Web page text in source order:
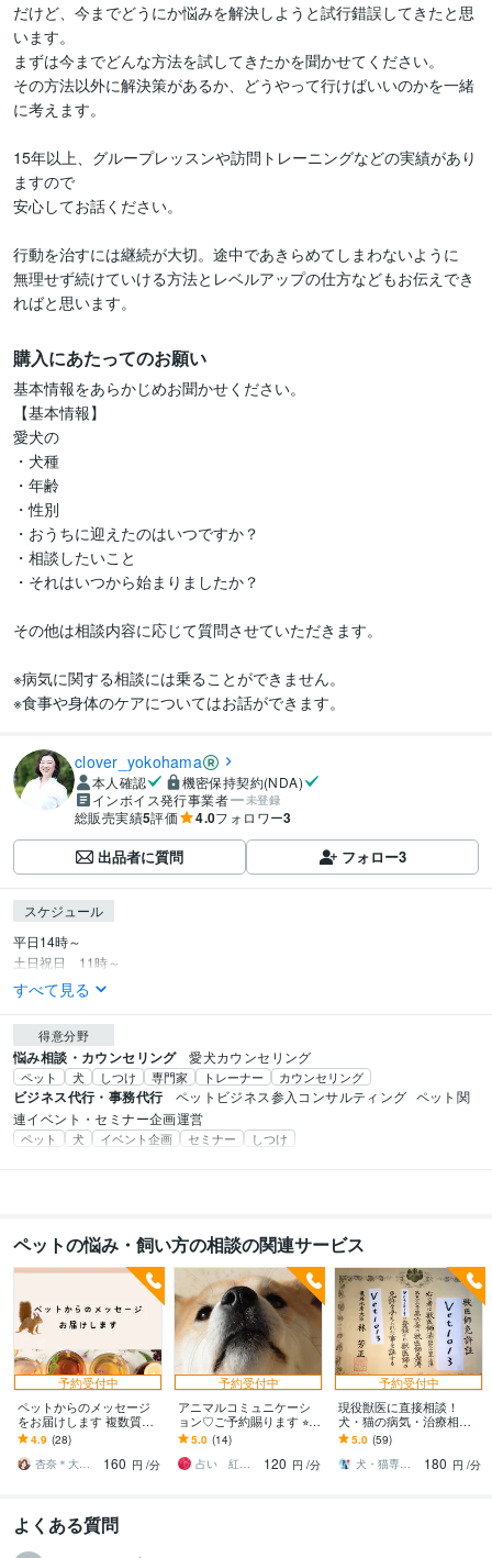
だけど、今までどうにか悩みを解決しようと試行錯誤してきたと思
います。
まずは今までどんな方法を試してきたかを聞かせてください。
その方法以外に解決策があるか、どうやって行けばいいのかを一緒
に考えます。
15年以上、グループレッスンや訪問トレーニングなどの実績があり
ますので
安心してお話ください。
行動を治すには継続が大切。途中であきらめてしまわないように
無理せず続けていける方法とレベルアップの仕方などもお伝えでき
購入にあたってのお願い
基本情報をあらかじめお聞かせください。
【基本情報】
愛犬の
・犬種
・年齢
・性別
・おうちに迎えたのはいつですか？
・相談したいこと
・それはいつから始まりましたか？
その他は相談内容に応じて質問させていただきます。
※病気に関する相談には乗ることができません。
※食事や身体のケアについてはお話ができます。
clover_yokohama
本人確認
機密保持契約(NDA)
インボイス発行事業者
未登録
総販売実績5評価 4.0フォロワー3
出品者に質問 フォロー3
スケジュール
平日14時～
土日祝日　11時～
すべて見る
得意分野
悩み相談・カウンセリング 愛犬カウンセリング
ペット 犬 しつけ 専門家 トレーナー カウンセリング
ビジネス代行・事務代行 ペットビジネス参入コンサルティング ペット関
連イベント・セミナー企画運営
ペット 犬 イベント企画 セミナー しつけ
ペットの悩み・飼い方の相談の関連サービス
予約受付中
ペットからのメッセージ
をお届けします 複数質問
したい、ニュアンスもし
っかり感じ取りたい方に
お勧め
4.9 (28)
杏奈＊大切なメッセージをあなたに＊
160 円 /分
予約受付中
アニマルコミュニケーシ
ョン♡ご予約賜ります ⭐︎先
着７０名様モニター価格✨
ペットの気持ち鑑定しま
す
5.0 (14)
占い 紅芭 ～くれは～
120 円 /分
予約受付中
現役獣医に直接相談！
犬・猫の病気・治療相談
のります 日本獣医麻酔外
科学会で受賞した獣医に
よる相談受付：画像に証
5.0 (59)
犬・猫専門獣医師そらん
180 円 /分
よくある質問